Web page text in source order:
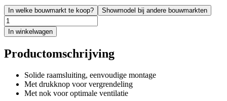
In welke bouwmarkt te koop? Showmodel bij andere bouwmarkten
In winkelwagen
Productomschrijving
Solide raamsluiting, eenvoudige montage
Met drukknop voor vergrendeling
Met nok voor optimale ventilatie